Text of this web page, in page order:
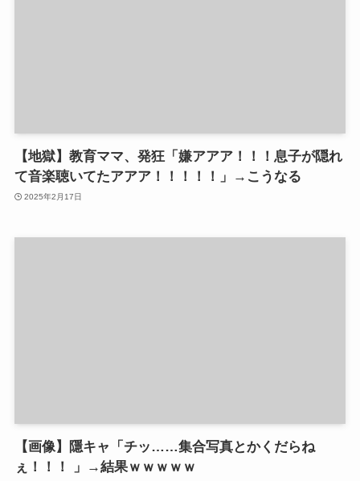
【地獄】教育ママ、発狂「嫌アアア！！！息子が隠れ
て音楽聴いてたアアア！！！！！」→こうなる
2025年2月17日
【画像】隱キャ「チッ……集合写真とかくだらね
ぇ！！！ 」→結果ｗｗｗｗｗ